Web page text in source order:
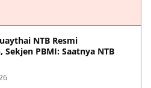
NTB Resmi
PBMI: Saatnya NTB